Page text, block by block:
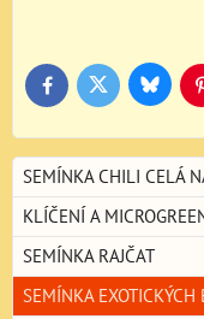
FacebookTwitter Bluesky
SEMÍNKA CHILI CELÁ
KLÍČENÍ A
SEMÍNKA RAJČAT
SEMÍNKA